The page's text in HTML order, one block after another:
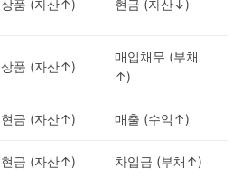
상품 (자산↑) 현금 (자산↓)
상품 (자산↑)
매입채무 (부채
↑)
현금 (자산↑) 매출 (수익↑)
현금 (자산↑) 차입금 (부채↑)